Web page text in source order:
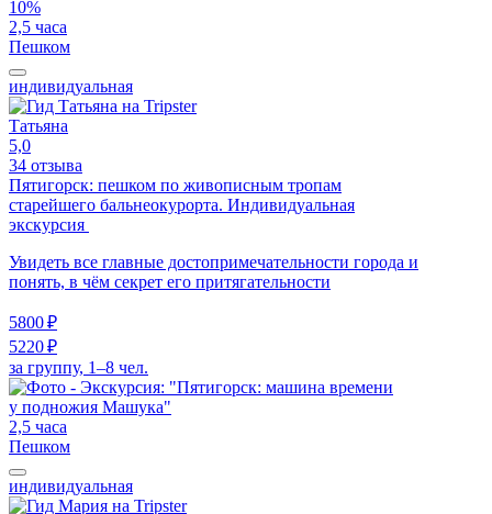
10%
2,5 часа
Пешком
индивидуальная
Татьяна
5,0
34 отзыва
Пятигорск: пешком по живописным тропам
старейшего бальнеокурорта. Индивидуальная
экскурсия
Увидеть все главные достопримечательности города и
понять, в чём секрет его притягательности
5800 ₽
5220 ₽
за группу, 1–8 чел.
2,5 часа
Пешком
индивидуальная